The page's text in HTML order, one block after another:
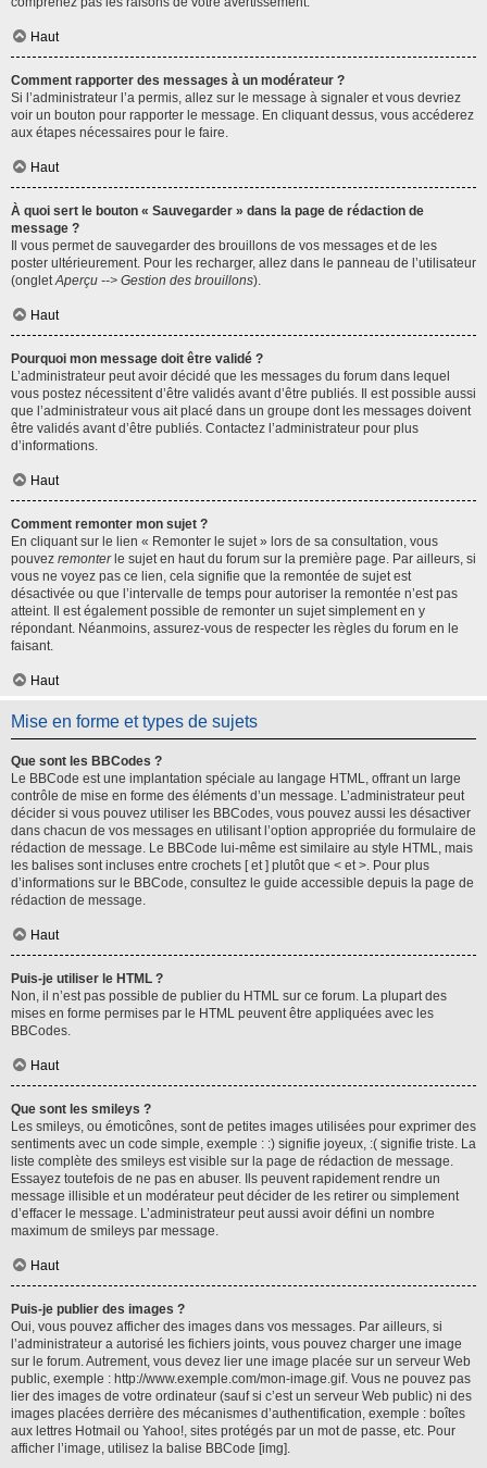
Haut
Comment rapporter des messages à un modérateur ?
Si l’administrateur l’a permis, allez sur le message à signaler et vous devriez
voir un bouton pour rapporter le message. En cliquant dessus, vous accéderez
aux étapes nécessaires pour le faire.
Haut
À quoi sert le bouton « Sauvegarder » dans la page de rédaction de
message ?
Il vous permet de sauvegarder des brouillons de vos messages et de les
poster ultérieurement. Pour les recharger, allez dans le panneau de l’utilisateur
(ongletAperçu --> Gestion des brouillons).
Haut
Pourquoi mon message doit être validé ?
L’administrateur peut avoir décidé que les messages du forum dans lequel
vous postez nécessitent d’être validés avant d’être publiés. Il est possible aussi
que l’administrateur vous ait placé dans un groupe dont les messages doivent
être validés avant d’être publiés. Contactez l’administrateur pour plus
d’informations.
Haut
Comment remonter mon sujet ?
En cliquant sur le lien « Remonter le sujet » lors de sa consultation, vous
pouvez remonterle sujet en haut du forum sur la première page. Par ailleurs, si
vous ne voyez pas ce lien, cela signifie que la remontée de sujet est
désactivée ou que l’intervalle de temps pour autoriser la remontée n’est pas
atteint. Il est également possible de remonter un sujet simplement en y
répondant. Néanmoins, assurez-vous de respecter les règles du forum en le
faisant.
Haut
Mise en forme et types de sujets
Que sont les BBCodes ?
Le BBCode est une implantation spéciale au langage HTML, offrant un large
contrôle de mise en forme des éléments d’un message. L’administrateur peut
décider si vous pouvez utiliser les BBCodes, vous pouvez aussi les désactiver
dans chacun de vos messages en utilisant l’option appropriée du formulaire de
rédaction de message. Le BBCode lui-même est similaire au style HTML, mais
les balises sont incluses entre crochets [ et ] plutôt que < et >. Pour plus
d’informations sur le BBCode, consultez le guide accessible depuis la page de
rédaction de message.
Haut
Puis-je utiliser le HTML ?
Non, il n’est pas possible de publier du HTML sur ce forum. La plupart des
mises en forme permises par le HTML peuvent être appliquées avec les
BBCodes.
Haut
Que sont les smileys ?
Les smileys, ou émoticônes, sont de petites images utilisées pour exprimer des
sentiments avec un code simple, exemple : :) signifie joyeux, :( signifie triste. La
liste complète des smileys est visible sur la page de rédaction de message.
Essayez toutefois de ne pas en abuser. Ils peuvent rapidement rendre un
message illisible et un modérateur peut décider de les retirer ou simplement
d’effacer le message. L’administrateur peut aussi avoir défini un nombre
maximum de smileys par message.
Haut
Puis-je publier des images ?
Oui, vous pouvez afficher des images dans vos messages. Par ailleurs, si
l’administrateur a autorisé les fichiers joints, vous pouvez charger une image
sur le forum. Autrement, vous devez lier une image placée sur un serveur Web
public, exemple : http://www.exemple.com/mon-image.gif. Vous ne pouvez pas
lier des images de votre ordinateur (sauf si c’est un serveur Web public) ni des
images placées derrière des mécanismes d’authentification, exemple : boîtes
aux lettres Hotmail ou Yahoo!, sites protégés par un mot de passe, etc. Pour
afficher l’image, utilisez la balise BBCode [img].